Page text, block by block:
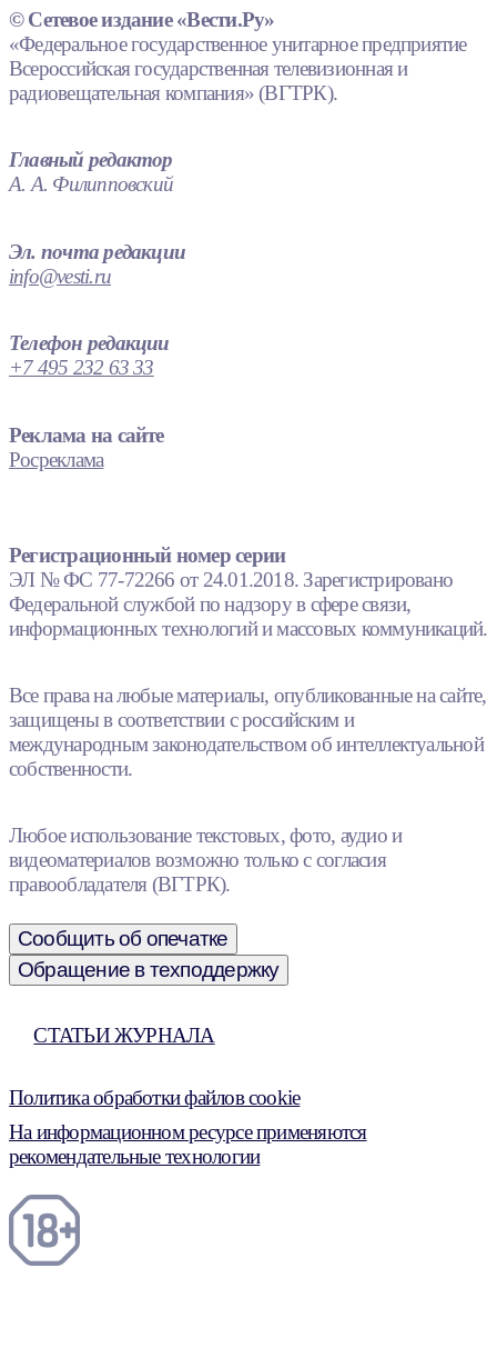
© Сетевое издание «Вести.Ру»
«Федеральное государственное унитарное предприятие
Всероссийская государственная телевизионная и
радиовещательная компания» (ВГТРК).
Главный редактор
А. А. Филипповский
Эл. почта редакции
info@vesti.ru
Телефон редакции
+7 495 232 63 33
Реклама на сайте
Росреклама
Регистрационный номер серии
ЭЛ № ФС 77-72266 от 24.01.2018. Зарегистрировано
Федеральной службой по надзору в сфере связи,
информационных технологий и массовых коммуникаций.
Все права на любые материалы, опубликованные на сайте,
защищены в соответствии с российским и
международным законодательством об интеллектуальной
собственности.
Любое использование текстовых, фото, аудио и
видеоматериалов возможно только с согласия
правообладателя (ВГТРК).
Сообщить об опечатке
Обращение в техподдержку
СТАТЬИ ЖУРНАЛА
Политика обработки файлов cookie
На информационном ресурсе применяются
рекомендательные технологии